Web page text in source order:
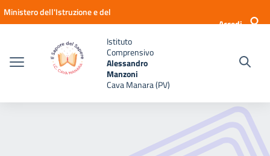
Vai ai contenuti
Vai al menu di navigazione
Vai al footer
Ministero dell'Istruzione e del
Accedi
Istituto
Comprensivo
Alessandro
Manzoni
Cava Manara (PV)